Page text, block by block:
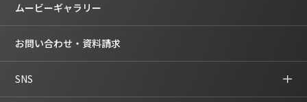
ムービーギャラリー
お問い合わせ・資料請求
SNS